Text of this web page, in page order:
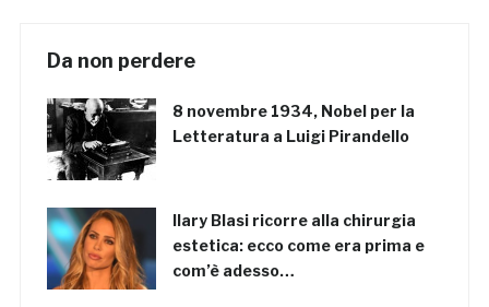
Da non perdere
8 novembre 1934, Nobel per la
Letteratura a Luigi Pirandello
Ilary Blasi ricorre alla chirurgia
estetica: ecco come era prima e
com’è adesso…